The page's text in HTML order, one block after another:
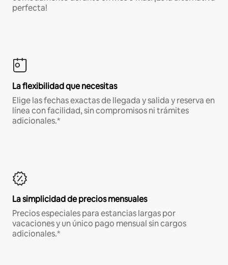
perfecta!
La flexibilidad que necesitas
Elige las fechas exactas de llegada y salida y reserva en
línea con facilidad, sin compromisos ni trámites
adicionales.*
La simplicidad de precios mensuales
Precios especiales para estancias largas por
vacaciones y un único pago mensual sin cargos
adicionales.*